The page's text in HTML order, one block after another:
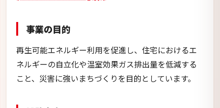
決められています。
具体的な補助内容については以下のとおりです。